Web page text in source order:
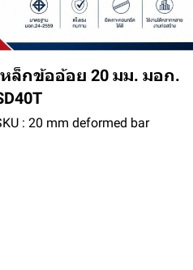
หล็กข้ออ้อย 20 มม. มอก.
: 20 mm deformed bar